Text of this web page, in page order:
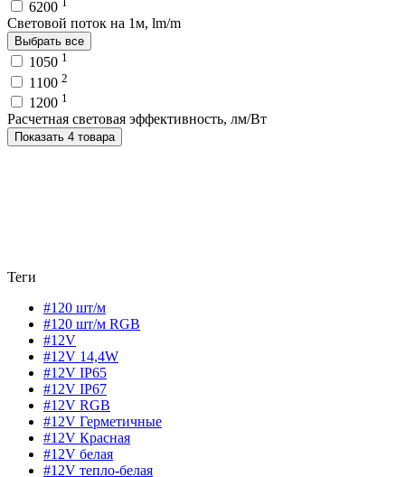
6200
Световой поток на 1м, lm/m
Выбрать все
1050 1
1100 2
1200 1
Расчетная световая эффективность, лм/Вт
Показать 4 товара
Теги
#120 шт/м
#120 шт/м RGB
#12V
#12V 14,4W
#12V IP65
#12V IP67
#12V RGB
#12V Герметичные
#12V Красная
#12V белая
#12V тепло-белая